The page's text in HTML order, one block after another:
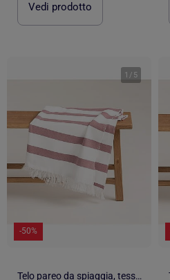
Vedi prodotto
1 / 5
-50%
Telo pareo da spiaggia, tessuto in rilievo, fouta - Gamusi.